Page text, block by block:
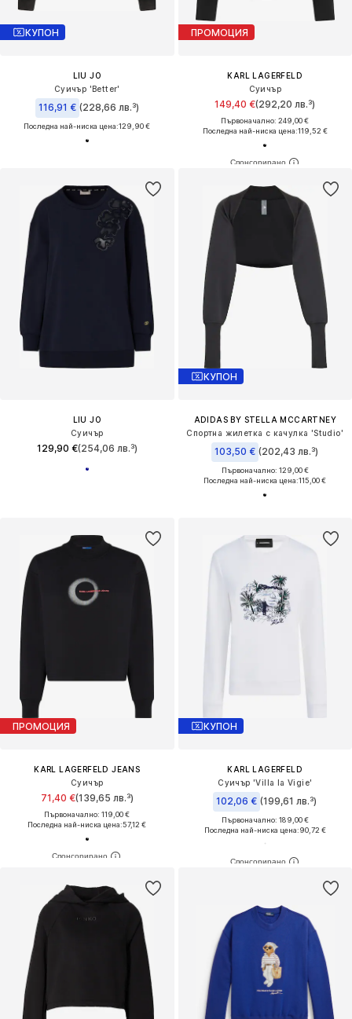
КУПОН
LIU JO
Суичър 'Better'
116,91 € (228,66 лв.³)
Последна най-ниска цена:129,90 €
ПРОМОЦИЯ
KARL LAGERFELD
Суичър
149,40 €(292,20 лв.³)
Първоначално: 249,00 €
Последна най-ниска цена:119,52 €
LIU JO
Суичър
129,90 €(254,06 лв.³)
КУПОН
ADIDAS BY STELLA MCCARTNEY
Спортна жилетка с качулка 'Studio'
103,50 € (202,43 лв.³)
Първоначално: 129,00 €
Последна най-ниска цена:115,00 €
ПРОМОЦИЯ
KARL LAGERFELD JEANS
Суичър
71,40 €(139,65 лв.³)
Първоначално: 119,00 €
Последна най-ниска цена:57,12 €
КУПОН
KARL LAGERFELD
Суичър 'Villa la Vigie'
102,06 € (199,61 лв.³)
Първоначално: 189,00 €
Последна най-ниска цена:90,72 €